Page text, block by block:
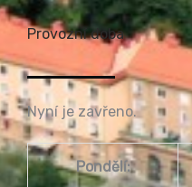
Provozní doba
Nyní je zavřeno.
Pondělí: